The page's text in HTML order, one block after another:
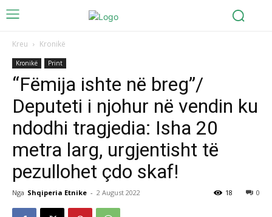
Kreu Kronikë
Kronikë Print
“Fëmija ishte në breg”/
Deputeti i njohur në vendin ku
ndodhi tragjedia: Isha 20
metra larg, urgjentisht të
pezullohet çdo skaf!
Nga Shqiperia Etnike - 2 August 2022 0
18